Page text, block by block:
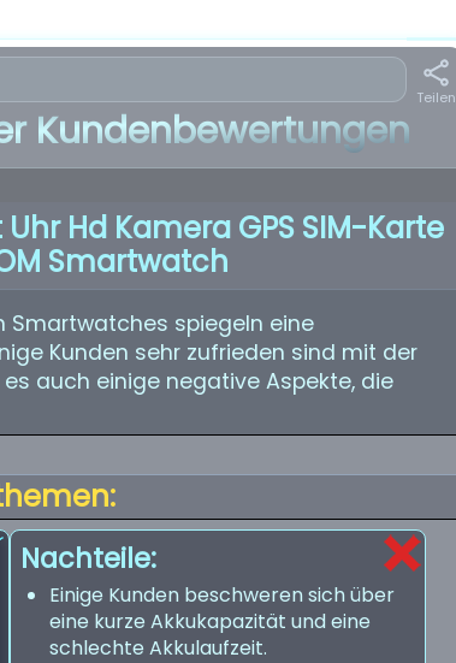
Teilen
Kundenbewertungen
Hd Kamera GPS SIM-Karte
Smartwatch
Smartwatches spiegeln eine
Kunden sehr zufrieden sind mit der
auch einige negative Aspekte, die
Nachteile:
Einige Kunden beschweren sich über
eine kurze Akkukapazität und eine
schlechte Akkulaufzeit.